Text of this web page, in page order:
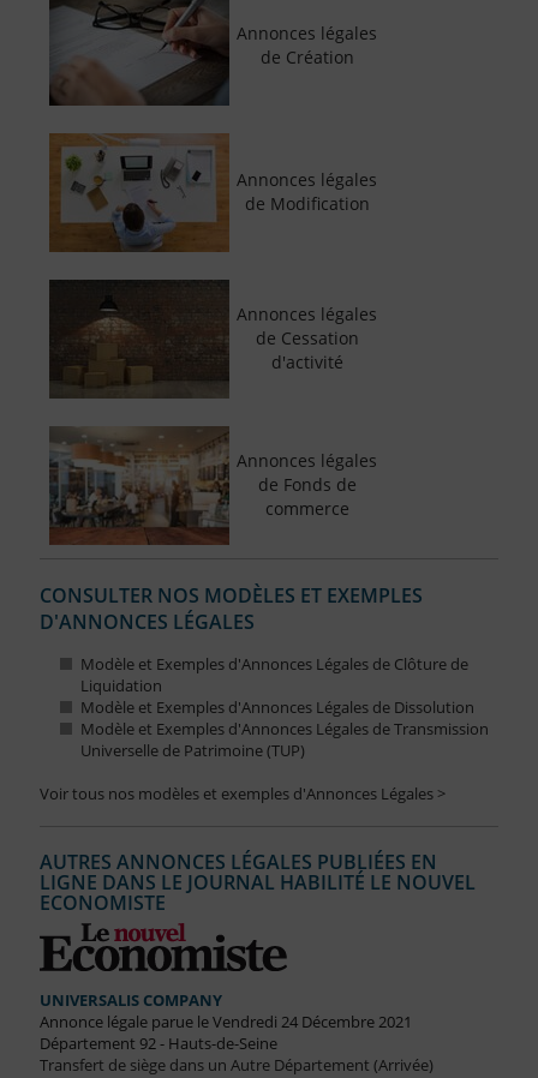
Annonces légales
de Création
Annonces légales
de Modification
Annonces légales
de Cessation
d'activité
Annonces légales
de Fonds de
commerce
CONSULTER NOS MODÈLES ET EXEMPLES
D'ANNONCES LÉGALES
Modèle et Exemples d'Annonces Légales de Clôture de
Liquidation
Modèle et Exemples d'Annonces Légales de Dissolution
Modèle et Exemples d'Annonces Légales de Transmission
Universelle de Patrimoine (TUP)
Voir tous nos modèles et exemples d'Annonces Légales >
AUTRES ANNONCES LÉGALES PUBLIÉES EN
LIGNE DANS LE JOURNAL HABILITÉ LE NOUVEL
ECONOMISTE
UNIVERSALIS COMPANY
Annonce légale parue le Vendredi 24 Décembre 2021
Département 92 - Hauts-de-Seine
Transfert de siège dans un Autre Département (Arrivée)